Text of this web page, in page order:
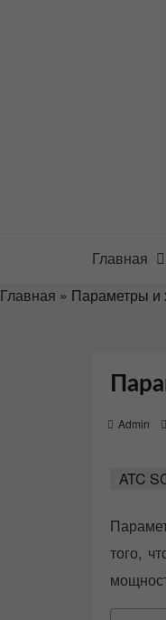
Главная
Главная » Параметры и
Admin
ATC
того,